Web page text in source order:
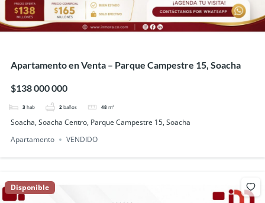
Apartamento en Venta – Parque Campestre 15, Soacha
$138 000 000
3 hab 2 baños 48 m²
Soacha, Soacha Centro, Parque Campestre 15, Soacha
Apartamento
VENDIDO
Disponible